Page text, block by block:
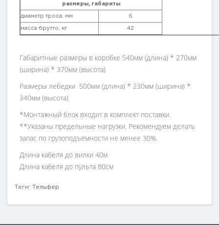
размеры, габариты
диаметр троса, мм 6
масса брутто, кг 42
Габаритные размеры в коробке 540мм (длина) * 270мм
(ширина) * 370мм (высота)
Размеры лебедки 500мм (длина) * 230мм (ширина) *
340мм (высота)
*Монтажный блок входит в комплект поставки.
**Указаны предельные нагрузки. Рекомендуем делать
запас по грузоподъёмности не менее 30%.
Длина кабеля до вилки 40м
Длина кабеля до пульта 80см
Теги: Тельфер